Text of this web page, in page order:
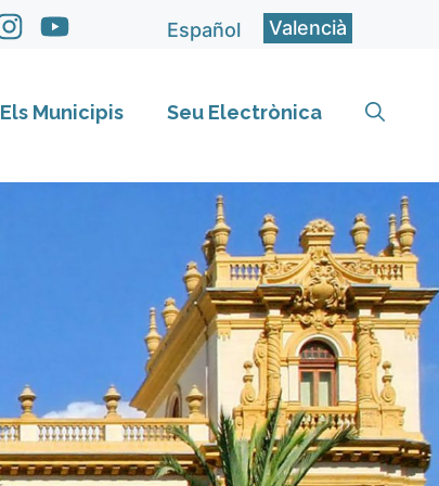
Español Valencià
Els Municipis Seu Electrònica